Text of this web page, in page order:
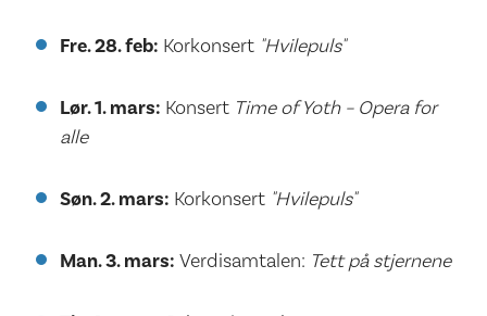
Fre. 28. feb: Korkonsert "Hvilepuls"
Lør. 1. mars: Konsert Time of Yoth – Opera for
alle
Søn. 2. mars: Korkonsert "Hvilepuls"
Man. 3. mars: Verdisamtalen: Tett på stjernene